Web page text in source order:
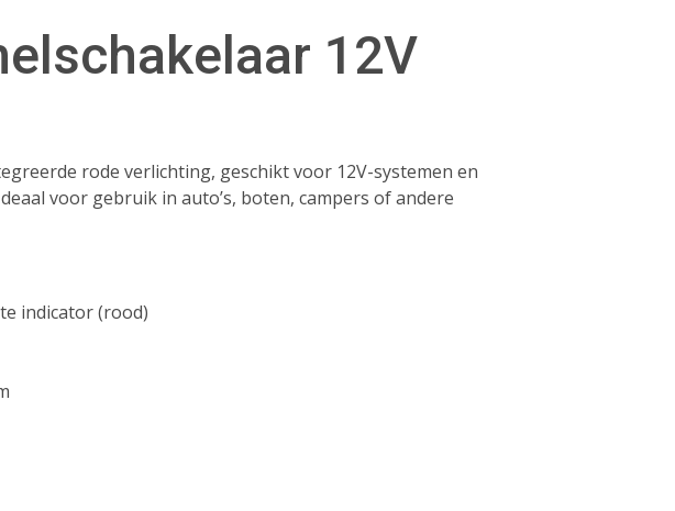
12V
rode verlichting, geschikt voor 12V-systemen en
voor gebruik in auto’s, boten, campers of andere
indicator (rood)